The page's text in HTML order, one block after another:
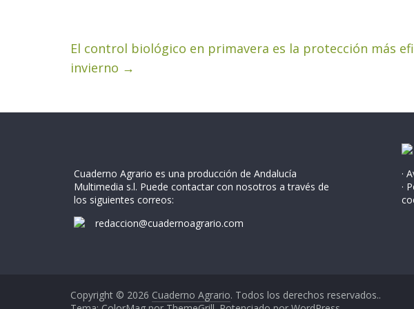
El control biológico en primavera es la protección más
invierno →
Cuaderno Agrario es una producción de Andalucía
Multimedia s.l. Puede contactar con nosotros a través de
los siguientes correos:
redaccion@cuadernoagrario.com
·
·
Copyright © 2026 Cuaderno Agrario. Todos los derechos reservados..